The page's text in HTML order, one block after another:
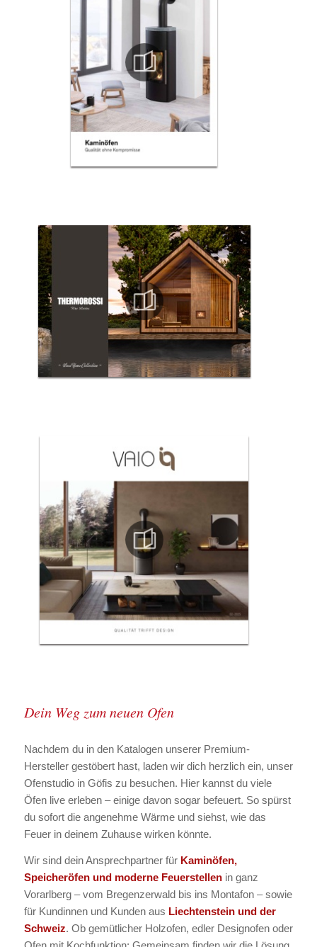
Dein Weg zum neuen Ofen
Nachdem du in den Katalogen unserer Premium-
Hersteller gestöbert hast, laden wir dich herzlich ein, unser
Ofenstudio in Göfis zu besuchen. Hier kannst du viele
Öfen live erleben – einige davon sogar befeuert. So spürst
du sofort die angenehme Wärme und siehst, wie das
Feuer in deinem Zuhause wirken könnte.
Wir sind dein Ansprechpartner für Kaminöfen,
Speicheröfen und moderne Feuerstellenin ganz
Vorarlberg – vom Bregenzerwald bis ins Montafon – sowie
für Kundinnen und Kunden aus Liechtenstein und der
Schweiz. Ob gemütlicher Holzofen, edler Designofen oder